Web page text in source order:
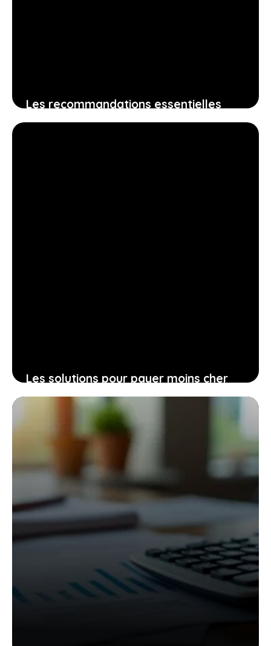
Les recommandations essentielles
pour présenter un dossier immobilier
Les solutions pour payer moins cher
son assurance prêt immobilier sans
sacrifier la couverture
17 mars 2026